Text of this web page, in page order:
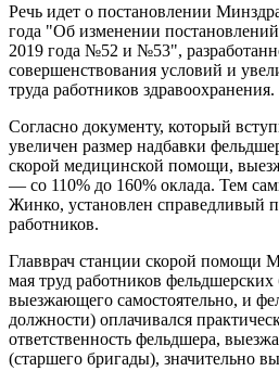
Речь идет о постановлении
года "Об изменении
2019 года №52 и №53",
совершенствования условий и
труда работников здравоохранения.
Согласно документу, который
увеличен размер надбавки
скорой медицинской помощи,
— со 110% до 160% оклада. Тем
Жинко, установлен справедливый
работников.
Главврач станции скорой помощи
мая труд работников
выезжающего самостоятельно, и
должности) оплачивался
ответственность фельдшера,
(старшего бригады), значительно